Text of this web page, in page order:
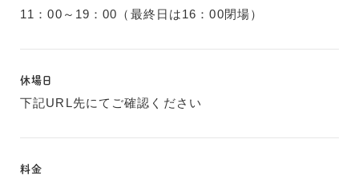
11：00～19：00（最終日は16：00閉場）
休場日
下記URL先にてご確認ください
料金